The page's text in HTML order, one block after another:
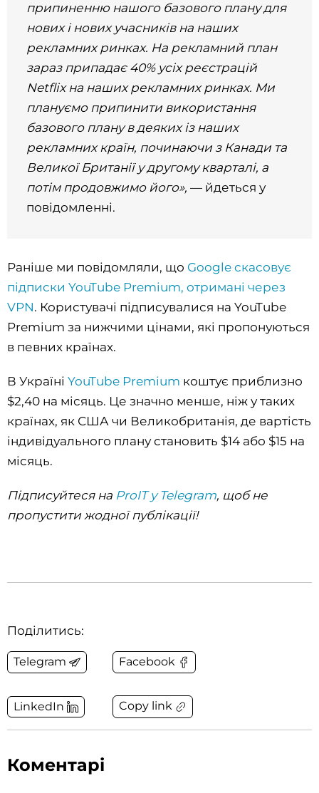
припиненню нашого базового плану для
нових і нових учасників на наших
рекламних ринках. На рекламний план
зараз припадає 40% усіх реєстрацій
Netflix на наших рекламних ринках. Ми
плануємо припинити використання
базового плану в деяких із наших
рекламних країн, починаючи з Канади та
Великої Британії у другому кварталі, а
потім продовжимо його», — йдеться у
повідомленні.
Раніше ми повідомляли, що Google скасовує
підписки YouTube Premium, отримані через
VPN. Користувачі підписувалися на YouTube
Premium за нижчими цінами, які пропонуються
в певних країнах.
В Україні YouTube Premium коштує приблизно
$2,40 на місяць. Це значно менше, ніж у таких
країнах, як США чи Великобританія, де вартість
індивідуального плану становить $14 або $15 на
місяць.
Підписуйтеся на ProIT у Telegram, щоб не
пропустити жодної публікації!
Поділитись:
Telegram Facebook
LinkedIn Copy link
Коментарі